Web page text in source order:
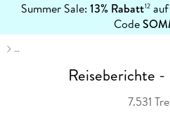
Summer Sale: 13% Rabatt12auf
Code
erfahren
…
Reiseberichte
7.531